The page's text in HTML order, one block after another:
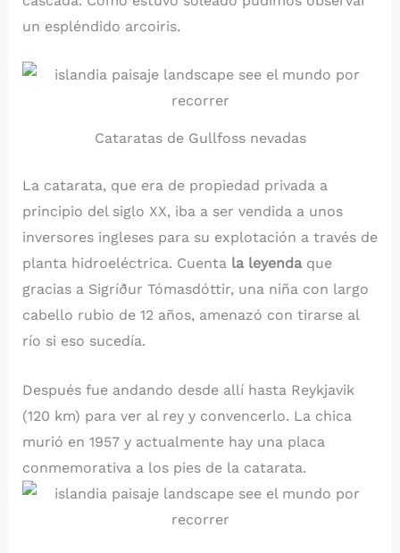
un espléndido arcoiris.
Cataratas de Gullfoss nevadas
La catarata, que era de propiedad privada a
principio del siglo XX, iba a ser vendida a unos
inversores ingleses para su explotación a través de
planta hidroeléctrica. Cuenta la leyendaque
gracias a Sigríður Tómasdóttir, una niña con largo
cabello rubio de 12 años, amenazó con tirarse al
río si eso sucedía.
Después fue andando desde allí hasta Reykjavik
(120 km) para ver al rey y convencerlo. La chica
murió en 1957 y actualmente hay una placa
conmemorativa a los pies de la catarata.